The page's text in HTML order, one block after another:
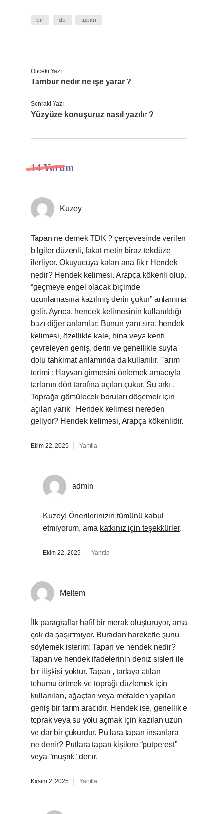
bir de tapan
Önceki Yazı
Tambur nedir ne işe yarar ?
Sonraki Yazı
Yüzyüze konuşuruz nasıl yazılır ?
14 Yorum
Kuzey
Tapan ne demek TDK ? çerçevesinde verilen
bilgiler düzenli, fakat metin biraz tekdüze
ilerliyor. Okuyucuya kalan ana fikir Hendek
nedir? Hendek kelimesi, Arapça kökenli olup,
“geçmeye engel olacak biçimde
uzunlamasına kazılmış derin çukur” anlamına
gelir. Ayrıca, hendek kelimesinin kullanıldığı
bazı diğer anlamlar: Bunun yanı sıra, hendek
kelimesi, özellikle kale, bina veya kenti
çevreleyen geniş, derin ve genellikle suyla
dolu tahkimat anlamında da kullanılır. Tarım
terimi : Hayvan girmesini önlemek amacıyla
tarlanın dört tarafına açılan çukur. Su arkı .
Toprağa gömülecek boruları döşemek için
açılan yarık . Hendek kelimesi nereden
geliyor? Hendek kelimesi, Arapça kökenlidir.
Ekim 22, 2025 Yanıtla
admin
Kuzey! Önerilerinizin tümünü kabul
etmiyorum, ama katkınız için teşekkürler.
Ekim 22, 2025 Yanıtla
Meltem
İlk paragraflar hafif bir merak oluşturuyor, ama
çok da şaşırtmıyor. Buradan hareketle şunu
söylemek isterim: Tapan ve hendek nedir?
Tapan ve hendek ifadelerinin deniz sisleri ile
bir ilişkisi yoktur. Tapan , tarlaya atılan
tohumu örtmek ve toprağı düzlemek için
kullanılan, ağaçtan veya metalden yapılan
geniş bir tarım aracıdır. Hendek ise, genellikle
toprak veya su yolu açmak için kazılan uzun
ve dar bir çukurdur. Putlara tapan insanlara
ne denir? Putlara tapan kişilere “putperest”
veya “müşrik” denir.
Kasım 2, 2025 Yanıtla